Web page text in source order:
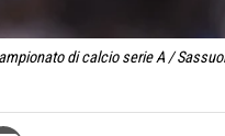
di calcio serie A /